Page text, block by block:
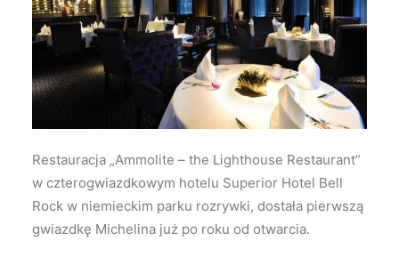
Wyszukiwanie
Restauracja „Ammolite – the Lighthouse Restaurant”
w czterogwiazdkowym hotelu Superior Hotel Bell
Rock w niemieckim parku rozrywki, dostała pierwszą
gwiazdkę Michelina już po roku od otwarcia.